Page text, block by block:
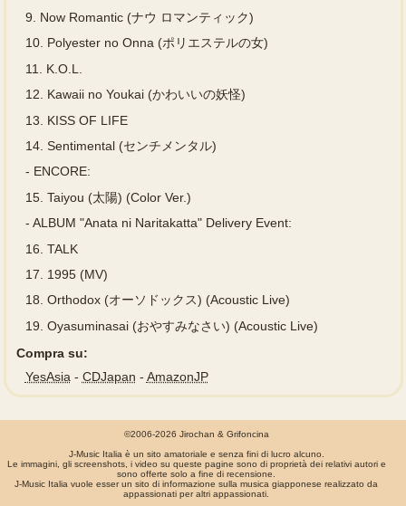
9.
Now Romantic (ナウ ロマンティック)
10. Polyester no Onna (ポリエステルの女)
11.
K.O.L.
12. Kawaii no Youkai (かわいいの妖怪)
13.
KISS OF LIFE
14. Sentimental (センチメンタル)
- ENCORE:
15. Taiyou (太陽) (Color Ver.)
- ALBUM "Anata ni Naritakatta" Delivery Event:
16. TALK
17.
1995 (MV)
18. Orthodox (オーソドックス) (Acoustic Live)
19. Oyasuminasai (おやすみなさい) (Acoustic Live)
Compra su:
YesAsia - CDJapan - AmazonJP
©2006-2026 Jirochan & Grifoncina
J-Music Italia è un sito amatoriale e senza fini di lucro alcuno.
Le immagini, gli screenshots, i video su queste pagine sono di proprietà dei relativi autori e
sono offerte solo a fine di recensione.
J-Music Italia vuole esser un sito di informazione sulla musica giapponese realizzato da
appassionati per altri appassionati.